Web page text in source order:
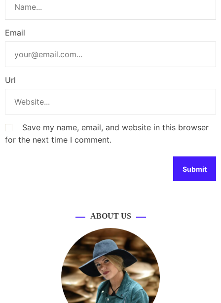
Email
Url
Save my name, email, and website in this browser
for the next time I comment.
ABOUT US